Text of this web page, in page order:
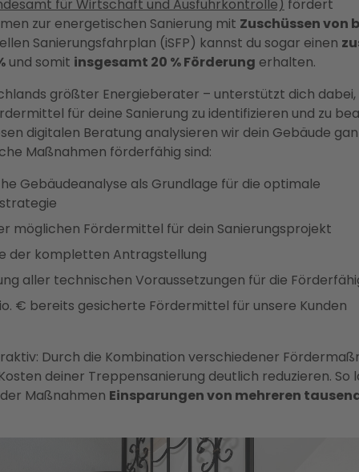
für Wirtschaft und Ausfuhrkontrolle) fördert
zur energetischen Sanierung mit Zuschüssen von
Sanierungsfahrplan (iSFP) kannst du sogar einen
und somit insgesamt 20 % Förderung erhalten.
größter Energieberater – unterstützt dich dabei,
für deine Sanierung zu identifizieren und zu
digitalen Beratung analysieren wir dein Gebäude
Maßnahmen förderfähig sind:
Gebäudeanalyse als Grundlage für die optimale
möglichen Fördermittel für dein Sanierungsprojekt
der kompletten Antragstellung
aller technischen Voraussetzungen für die
€ bereits gesicherte Fördermittel für unsere Kunden
Durch die Kombination verschiedener
deiner Treppensanierung deutlich reduzieren. So
Maßnahmen Einsparungen von mehreren